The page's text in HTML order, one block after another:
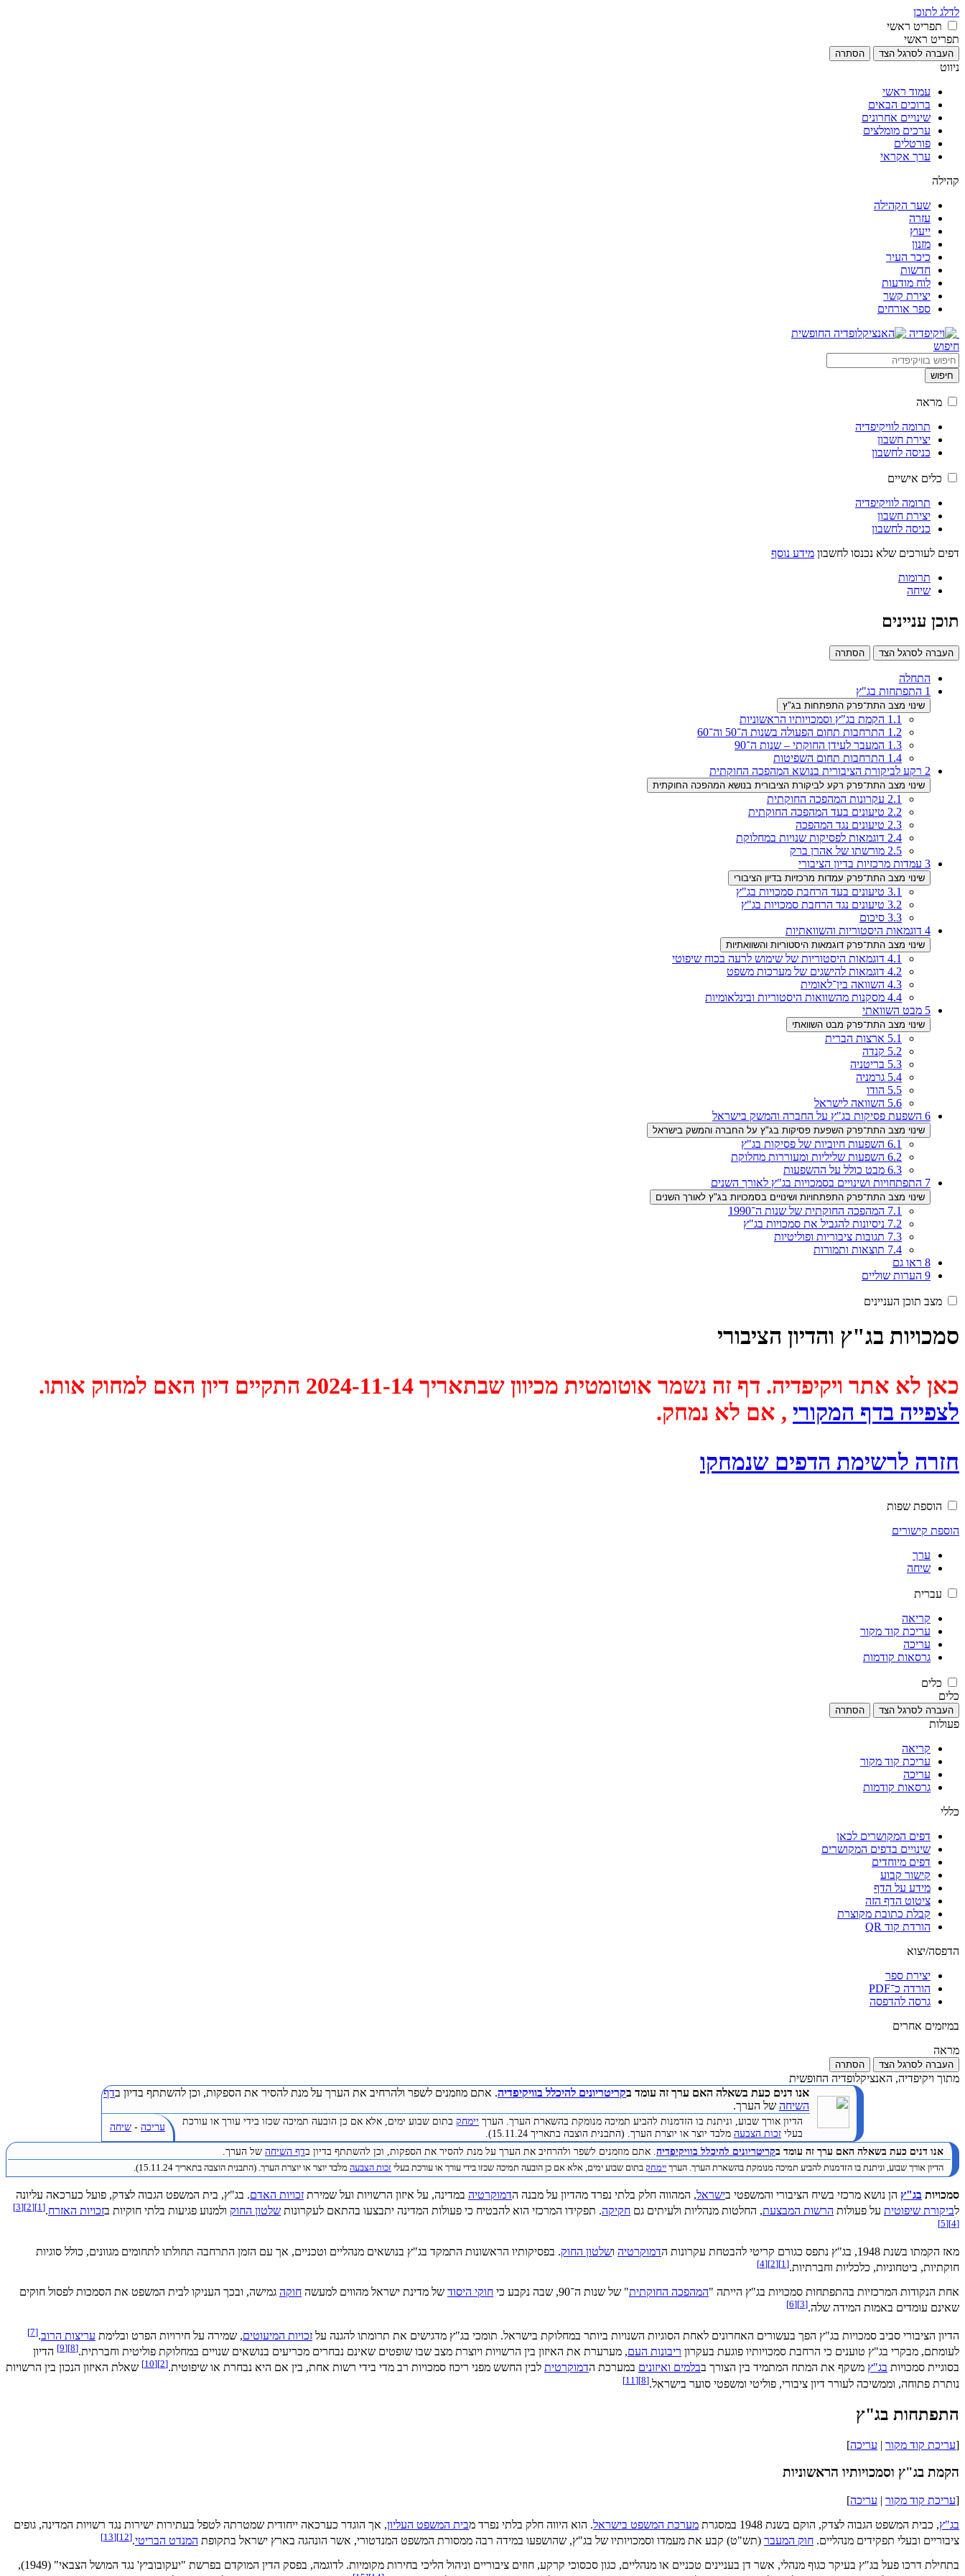
לדלג לתוכן
תפריט ראשי
תפריט ראשי
העברה לסרגל הצד הסתרה
ניווט
עמוד ראשי
ברוכים הבאים
שינויים אחרונים
ערכים מומלצים
פורטלים
ערך אקראי
קהילה
שער הקהילה
עזרה
ייעוץ
מזנון
כיכר העיר
חדשות
לוח מודעות
יצירת קשר
ספר אורחים
חיפוש
חיפוש
מראה
תרומה לוויקיפדיה
יצירת חשבון
כניסה לחשבון
כלים אישיים
תרומה לוויקיפדיה
יצירת חשבון
כניסה לחשבון
דפים לעורכים שלא נכנסו לחשבון מידע נוסף
תרומות
שיחה
תוכן עניינים
העברה לסרגל הצד הסתרה
התחלה
1 התפתחות בג"ץ
שינוי מצב התת־פרק התפתחות בג"ץ
1.1 הקמת בג"ץ וסמכויותיו הראשוניות
1.2 התרחבות תחום הפעולה בשנות ה־50 וה־60
1.3 המעבר לעידן החוקתי – שנות ה־90
1.4 התרחבות תחום השפיטות
2 רקע לביקורת הציבורית בנושא המהפכה החוקתית
שינוי מצב התת־פרק רקע לביקורת הציבורית בנושא המהפכה החוקתית
2.1 עקרונות המהפכה החוקתית
2.2 טיעונים בעד המהפכה החוקתית
2.3 טיעונים נגד המהפכה
2.4 דוגמאות לפסיקות שנויות במחלוקת
2.5 מורשתו של אהרן ברק
3 עמדות מרכזיות בדיון הציבורי
שינוי מצב התת־פרק עמדות מרכזיות בדיון הציבורי
3.1 טיעונים בעד הרחבת סמכויות בג"ץ
3.2 טיעונים נגד הרחבת סמכויות בג"ץ
3.3 סיכום
4 דוגמאות היסטוריות והשוואתיות
שינוי מצב התת־פרק דוגמאות היסטוריות והשוואתיות
4.1 דוגמאות היסטוריות של שימוש לרעה בכוח שיפוטי
4.2 דוגמאות להישגים של מערכות משפט
4.3 השוואה בין־לאומית
4.4 מסקנות מהשוואות היסטוריות ובינלאומיות
5 מבט השוואתי
שינוי מצב התת־פרק מבט השוואתי
5.1 ארצות הברית
5.2 קנדה
5.3 בריטניה
5.4 גרמניה
5.5 הודו
5.6 השוואה לישראל
6 השפעת פסיקות בג"ץ על החברה והמשק בישראל
שינוי מצב התת־פרק השפעת פסיקות בג"ץ על החברה והמשק בישראל
6.1 השפעות חיוביות של פסיקות בג"ץ
6.2 השפעות שליליות ומעוררות מחלוקת
6.3 מבט כולל על ההשפעות
7 התפתחויות ושינויים בסמכויות בג"ץ לאורך השנים
שינוי מצב התת־פרק התפתחויות ושינויים בסמכויות בג"ץ לאורך השנים
7.1 המהפכה החוקתית של שנות ה־1990
7.2 ניסיונות להגביל את סמכויות בג"ץ
7.3 תגובות ציבוריות ופוליטיות
7.4 תוצאות ותמורות
8 ראו גם
9 הערות שוליים
מצב תוכן העניינים
סמכויות בג"ץ והדיון הציבורי
כאן לא אתר ויקיפדיה. דף זה נשמר אוטומטית מכיוון שבתאריך 2024-11-14 התקיים דיון האם למחוק אותו.
לצפייה בדף המקורי , אם לא נמחק.
חזרה לרשימת הדפים שנמחקו
הוספת שפות
הוספת קישורים
ערך
שיחה
עברית
קריאה
עריכת קוד מקור
עריכה
גרסאות קודמות
כלים
כלים
העברה לסרגל הצד הסתרה
פעולות
קריאה
עריכת קוד מקור
עריכה
גרסאות קודמות
כללי
דפים המקושרים לכאן
שינויים בדפים המקושרים
דפים מיוחדים
קישור קבוע
מידע על הדף
ציטוט הדף הזה
קבלת כתובת מקוצרת
הורדת קוד QR
הדפסה/יצוא
יצירת ספר
הורדה כ־PDF
גרסה להדפסה
במיזמים אחרים
מראה
העברה לסרגל הצד הסתרה
מתוך ויקיפדיה, האנציקלופדיה החופשית
אנו דנים כעת בשאלה האם ערך זה עומד בקריטריונים להיכלל בוויקיפדיה. אתם מוזמנים לשפר ולהרחיב את הערך על מנת להסיר את הספקות, וכן להשתתף בדיון בדף
השיחה של הערך.
הדיון אורך שבוע, וניתנת בו הזדמנות להביע תמיכה מנומקת בהשארת הערך. הערך יימחק בתום שבוע ימים, אלא אם כן הובעה תמיכה שכזו בידי עורך או עורכת
בעלי זכות הצבעה מלבד יוצר או יוצרת הערך. (התבנית הוצבה בתאריך 15.11.24).
עריכה - שיחה
אנו דנים כעת בשאלה האם ערך זה עומד בקריטריונים להיכלל בוויקיפדיה. אתם מוזמנים לשפר ולהרחיב את הערך על מנת להסיר את הספקות, וכן להשתתף בדיון בדף השיחה של הערך.
הדיון אורך שבוע, וניתנת בו הזדמנות להביע תמיכה מנומקת בהשארת הערך. הערך יימחק בתום שבוע ימים, אלא אם כן הובעה תמיכה שכזו בידי עורך או עורכת בעלי זכות הצבעה מלבד יוצר או יוצרת הערך. (התבנית הוצבה בתאריך 15.11.24).
סמכויות בג"ץ הן נושא מרכזי בשיח הציבורי והמשפטי בישראל, המהווה חלק בלתי נפרד מהדיון על מבנה הדמוקרטיה במדינה, על איזון הרשויות ועל שמירת זכויות האדם. בג"ץ, בית המשפט הגבוה לצדק, פועל כערכאה עליונה
לביקורת שיפוטית על פעולות הרשות המבצעת, החלטות מנהליות ולעיתים גם חקיקה. תפקידו המרכזי הוא להבטיח כי פעולות המדינה יתבצעו בהתאם לעקרונות שלטון החוק ולמנוע פגיעות בלתי חוקיות בזכויות האזרח.
[
1
]
[
2
]
[
3
]
[
4
]
[
5
]
מאז הקמתו בשנת 1948, בג"ץ נתפס כגורם קריטי להבטחת עקרונות ה דמוקרטיה ושלטון החוק. בפסיקותיו הראשונות התמקד בג"ץ בנושאים מנהליים וטכניים, אך עם הזמן התרחבה תחולתו לתחומים מגוונים, כולל סוגיות
חוקתיות, ביטחוניות, כלכליות וחברתיות.[
1
]
[
2
]
[
4
]
אחת הנקודות המרכזיות בהתפתחות סמכויות בג"ץ הייתה "המהפכה החוקתית" של שנות ה־90, שבה נקבע כי חוקי היסוד של מדינת ישראל מהווים למעשה חוקה גמישה, ובכך העניקו לבית המשפט את הסמכות לפסול חוקים
שאינם עומדים באמות המידה שלה.[
3
]
[
6
]
הדיון הציבורי סביב סמכויות בג"ץ הפך בעשורים האחרונים לאחת הסוגיות השנויות ביותר במחלוקת בישראל. תומכי בג"ץ מדגישים את תרומתו להגנה על זכויות המיעוטים, שמירה על חירויות הפרט ובלימת עריצות הרוב.
[
7
]
לעומתם, מבקרי בג"ץ טוענים כי הרחבת סמכויותיו פוגעת בעקרון ריבונות העם, מערערת את האיזון בין הרשויות ויוצרת מצב שבו שופטים שאינם נבחרים מכריעים בנושאים שנויים במחלוקת פוליטית וחברתית.[
8
]
[
9
] הדיון
בסוגיית סמכויות בג"ץ משקף את המתח המתמיד בין הצורך בבלמים ואיזונים במערכת הדמוקרטית לבין החשש מפני ריכוז סמכויות רב מדי בידי רשות אחת, בין אם היא נבחרת או שיפוטית.[
2
]
[
10
] שאלת האיזון הנכון בין הרשויות
נותרת פתוחה, וממשיכה לעורר דיון ציבורי, פוליטי ומשפטי סוער בישראל.[
8
]
[
11
]
התפתחות בג"ץ
[עריכת קוד מקור | עריכה]
הקמת בג"ץ וסמכויותיו הראשוניות
[עריכת קוד מקור | עריכה]
בג"ץ, כבית המשפט הגבוה לצדק, הוקם בשנת 1948 במסגרת מערכת המשפט בישראל. הוא היווה חלק בלתי נפרד מבית המשפט העליון, אך הוגדר כערכאה ייחודית שמטרתה לטפל בעתירות ישירות נגד רשויות המדינה, גופים
ציבוריים ובעלי תפקידים מנהליים. חוק המעבר (תש"ט) קבע את מעמדו וסמכויותיו של בג"ץ, שהושפעו במידה רבה ממסורת המשפט המנדטורי, אשר הונהגה בארץ ישראל בתקופת המנדט הבריטי.
[
12
]
[
13
]
בתחילת דרכו פעל בג"ץ בעיקר כגוף מנהלי, אשר דן בעניינים טכניים או מנהליים, כגון סכסוכי קרקע, חוזים ציבוריים וניהול הליכי בחירות מקומיות. לדוגמה, בפסק הדין המוקדם בפרשת "יעקובוביץ' נגד המושל הצבאי" (1949),